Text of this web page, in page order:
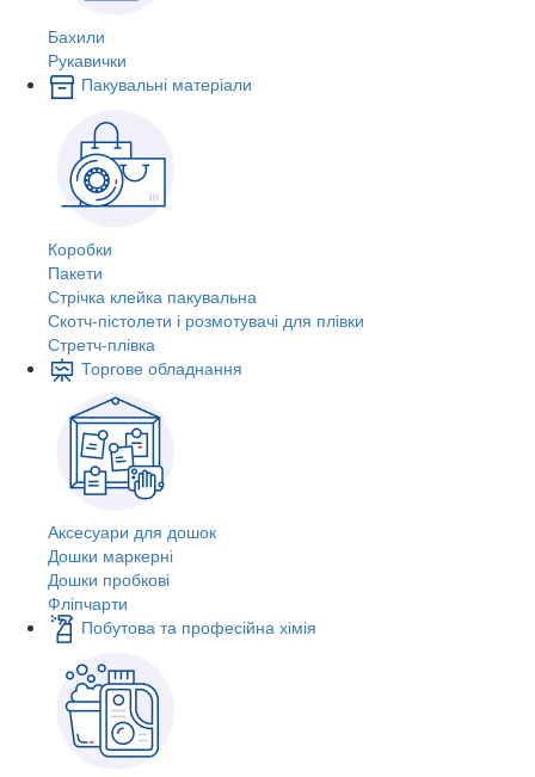
Бахили
Рукавички
Пакувальні матеріали
Коробки
Пакети
Стрічка клейка пакувальна
Скотч-пістолети і розмотувачі для плівки
Стретч-плівка
Торгове обладнання
Аксесуари для дошок
Дошки маркерні
Дошки пробкові
Фліпчарти
Побутова та професійна хімія